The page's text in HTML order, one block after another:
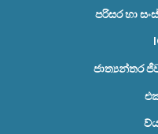
පරිසර හා
ජාත්‍යන්තර